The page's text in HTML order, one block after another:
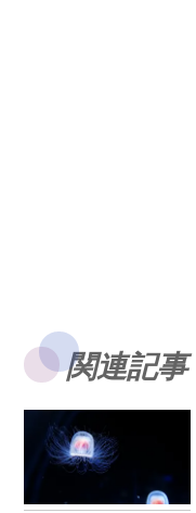
関連記事